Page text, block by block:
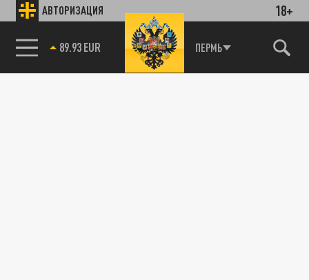
АВТОРИЗАЦИЯ 18+
89.93 EUR ПЕРМЬ